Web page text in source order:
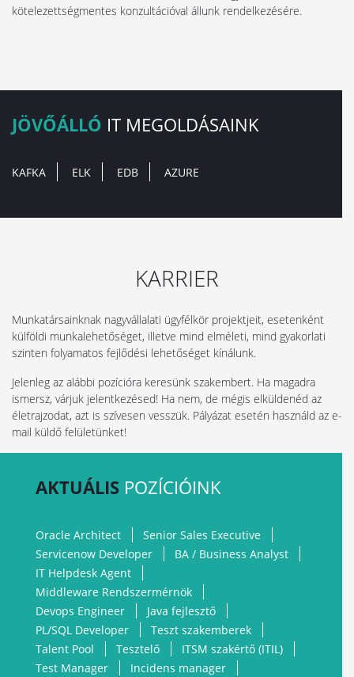
kötelezettségmentes konzultációval állunk rendelkezésére.
JÖVŐÁLLÓ IT MEGOLDÁSAINK
KAFKA ELK EDB AZURE
KARRIER
Munkatársainknak nagyvállalati ügyfélkör projektjeit, esetenként
külföldi munkalehetőséget, illetve mind elméleti, mind gyakorlati
szinten folyamatos fejlődési lehetőséget kínálunk.
Jelenleg az alábbi pozícióra keresünk szakembert. Ha magadra
ismersz, várjuk jelentkezésed! Ha nem, de mégis elküldenéd az
életrajzodat, azt is szívesen vesszük. Pályázat esetén használd az e-
mail küldő felületünket!
AKTUÁLIS POZÍCIÓINK
Oracle Architect
Senior Sales Executive
Servicenow Developer
BA / Business Analyst
IT Helpdesk Agent
Middleware Rendszermérnök
Devops Engineer
Java fejlesztő
PL/SQL Developer
Teszt szakemberek
Talent Pool
Tesztelő
ITSM szakértő (ITIL)
Test Manager
Incidens manager